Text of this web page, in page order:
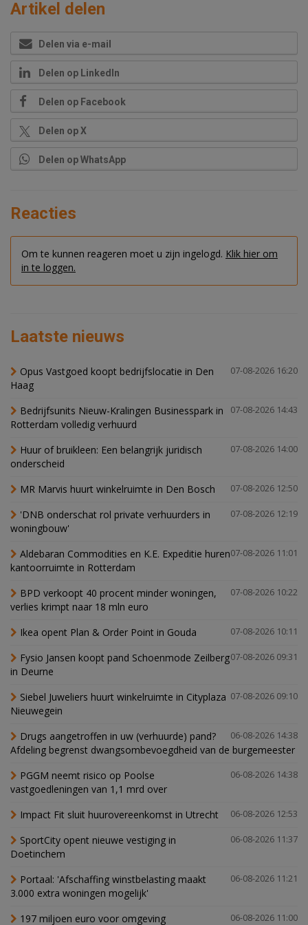
Artikel delen
Delen via e-mail
Delen op LinkedIn
Delen op Facebook
Delen op X
Delen op WhatsApp
Reacties
Om te kunnen reageren moet u zijn ingelogd. Klik hier om
in te loggen.
Laatste nieuws
07-08-2026 16:20
Opus Vastgoed koopt bedrijfslocatie in Den
Haag
07-08-2026 14:43
Bedrijfsunits Nieuw-Kralingen Businesspark in
Rotterdam volledig verhuurd
07-08-2026 14:00
Huur of bruikleen: Een belangrijk juridisch
onderscheid
07-08-2026 12:50
MR Marvis huurt winkelruimte in Den Bosch
07-08-2026 12:19
'DNB onderschat rol private verhuurders in
woningbouw'
07-08-2026 11:01
Aldebaran Commodities en K.E. Expeditie huren
kantoorruimte in Rotterdam
07-08-2026 10:22
BPD verkoopt 40 procent minder woningen,
verlies krimpt naar 18 mln euro
07-08-2026 10:11
Ikea opent Plan & Order Point in Gouda
07-08-2026 09:31
Fysio Jansen koopt pand Schoenmode Zeilberg
in Deurne
07-08-2026 09:10
Siebel Juweliers huurt winkelruimte in Cityplaza
Nieuwegein
06-08-2026 14:38
Drugs aangetroffen in uw (verhuurde) pand?
Afdeling begrenst dwangsombevoegdheid van de burgemeester
06-08-2026 14:38
PGGM neemt risico op Poolse
vastgoedleningen van 1,1 mrd over
06-08-2026 12:53
Impact Fit sluit huurovereenkomst in Utrecht
06-08-2026 11:37
SportCity opent nieuwe vestiging in
Doetinchem
06-08-2026 11:21
Portaal: 'Afschaffing winstbelasting maakt
3.000 extra woningen mogelijk'
06-08-2026 11:00
197 miljoen euro voor omgeving